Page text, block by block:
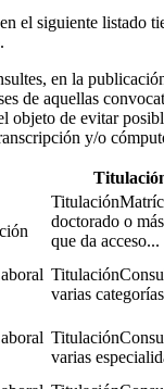
el siguiente listado
en la
de aquellas
objeto de evitar
y/o
doctorado o
que da acceso...
varias categorías
varias